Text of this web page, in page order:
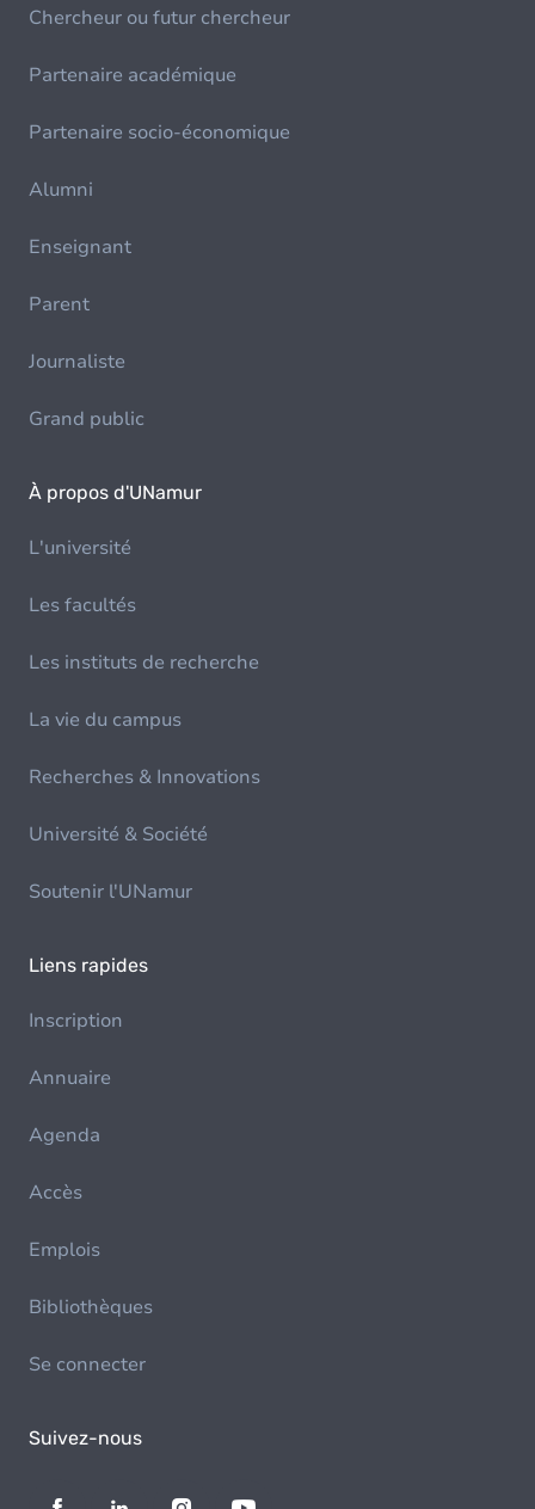
Chercheur ou futur chercheur
Partenaire académique
Partenaire socio-économique
Alumni
Enseignant
Parent
Journaliste
Grand public
À propos d'UNamur
L'université
Les facultés
Les instituts de recherche
La vie du campus
Recherches & Innovations
Université & Société
Soutenir l'UNamur
Liens rapides
Inscription
Annuaire
Agenda
Accès
Emplois
Bibliothèques
Se connecter
Suivez-nous